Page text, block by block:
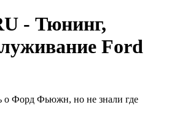
- Тюнинг,
Ford
о Форд Фьюжн, но не знали где